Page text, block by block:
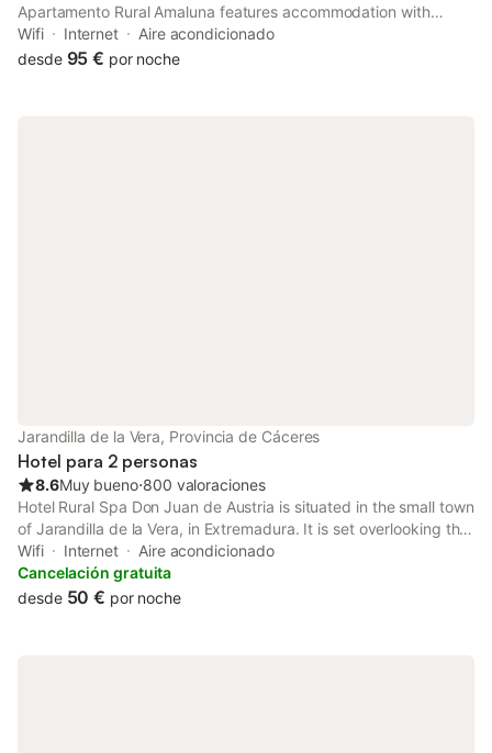
Apartamento Rural Amaluna features accommodation with
mountain views, free WiFi and free private parking. The air-
conditioned accommodation is 30 km from Garganta de los
Wifi Internet
Aire acondicionado
desde 95 € por noche
Jarandilla de la Vera, Provincia de Cáceres
Hotel para 2 personas
8.6Muy bueno⋅800 valoraciones
Hotel Rural Spa Don Juan de Austria is situated in the small town
of Jarandilla de la Vera, in Extremadura. It is set overlooking the
town’s castle and boasts views of the Sierra de Gredos
Mountains and the Jaranda Valley.
Wifi Internet
Aire acondicionado
Cancelación gratuita
desde 50 € por noche